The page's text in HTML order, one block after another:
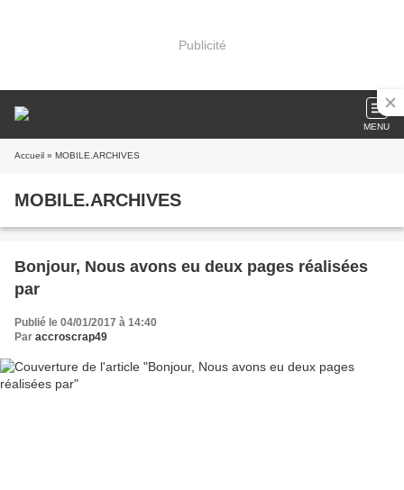
Publicité
MENU
Accueil » MOBILE.ARCHIVES
MOBILE.ARCHIVES
Bonjour, Nous avons eu deux pages réalisées
par
Publié le 04/01/2017 à 14:40
Par accroscrap49